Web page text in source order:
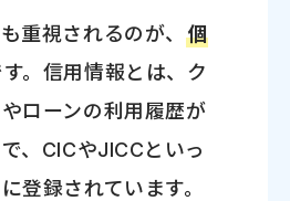
重視されるのが、 個
す。信用情報とは、ク
ローンの利用履歴が
、CICやJICCといっ
登録されています。